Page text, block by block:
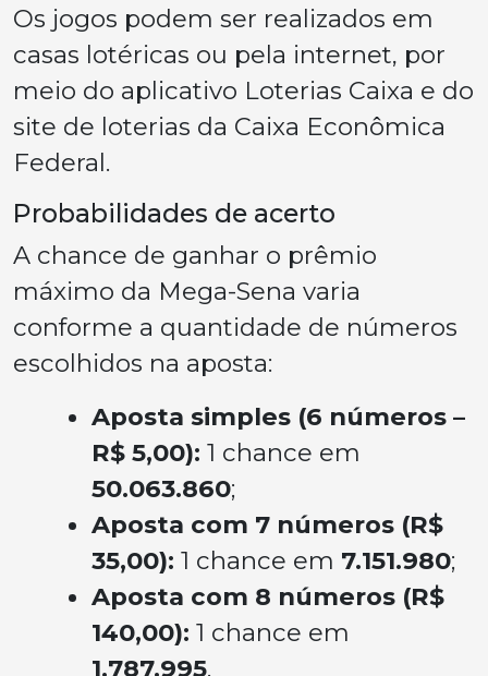
Os jogos podem ser realizados em
casas lotéricas ou pela internet, por
meio do aplicativo Loterias Caixa e do
site de loterias da Caixa Econômica
Federal.
Probabilidades de acerto
A chance de ganhar o prêmio
máximo da Mega-Sena varia
conforme a quantidade de números
escolhidos na aposta:
Aposta simples (6 números –
R$ 5,00): 1 chance em
50.063.860;
Aposta com 7 números (R$
35,00): 1 chance em 7.151.980;
Aposta com 8 números (R$
140,00): 1 chance em
1.787.995.